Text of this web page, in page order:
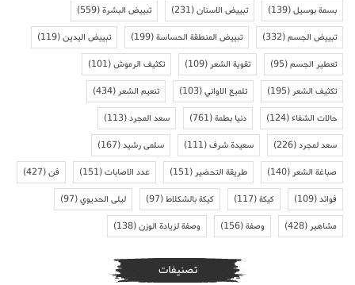
بسمة بوسيل(139) تبييض الاسنان(231) تبييض البشرة(559)
تبييض الجسم(332) تبييض المنطقة الحساسة(199) تبييض اليدين(119)
تعطير الجسم(95) تقوية الشعر(109) تكثيف الرموش(101)
تكثيف الشعر(195) تلميع الاواني(103) تنعيم الشعر(434)
حالات الشفاء(124) دنيا بطمة(761) سعد المجرد(113)
سعد لمجرد(226) سعيدة شرف(111) سلمى رشيد(167)
صباغة الشعر(140) طريقة التحضير(151) عدد الاصابات(151) فن(427)
فوائد(109) كيكة(117) كيكة بالشكلاط(97) ليلى الحديوي(97)
مشاهير(428) وصفة(156) وصفة لزيادة الوزن(138)
تصنيفات